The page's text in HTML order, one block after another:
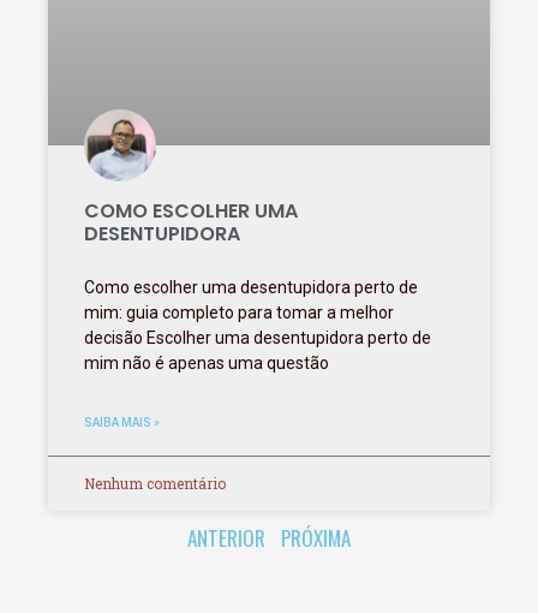
COMO ESCOLHER UMA
DESENTUPIDORA
Como escolher uma desentupidora perto de
mim: guia completo para tomar a melhor
decisão Escolher uma desentupidora perto de
mim não é apenas uma questão
SAIBA MAIS »
Nenhum comentário
ANTERIOR PRÓXIMA